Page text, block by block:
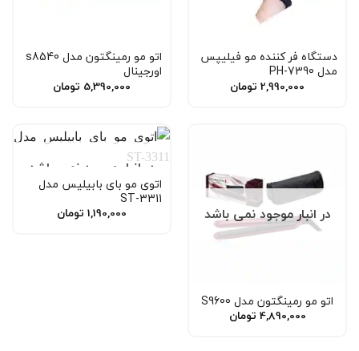
دستگاه فر کننده مو فیلیپس
مدل PH-7390
2,990,000 تومان
اتو مو رمینگتون مدل s8540
اورجینال
5,390,000 تومان
در انبار موجود نمی باشد
اتو مو رمینگتون مدل S9600
4,890,000 تومان
در انبار موجود نمی باشد
اتوی مو بای بابیلیس مدل
ST-3311
1,190,000 تومان